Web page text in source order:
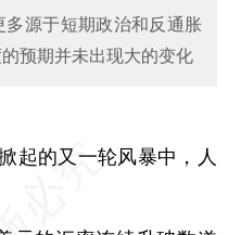
源于短期政治和反通胀
预期并未出现大的变化
的又一轮风暴中，人